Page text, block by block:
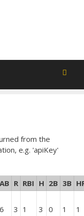
from the
e.g. 'apiKey'
AB R RBI H 2B 3B
6 3 1 3 0 1 1